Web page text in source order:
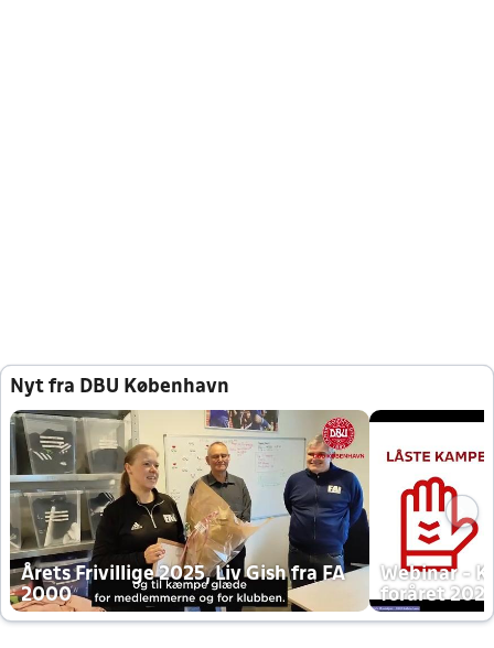
Nyt fra DBU København
Årets Frivillige 2025, Liv Gish fra FA
2000
Webinar -
foråret